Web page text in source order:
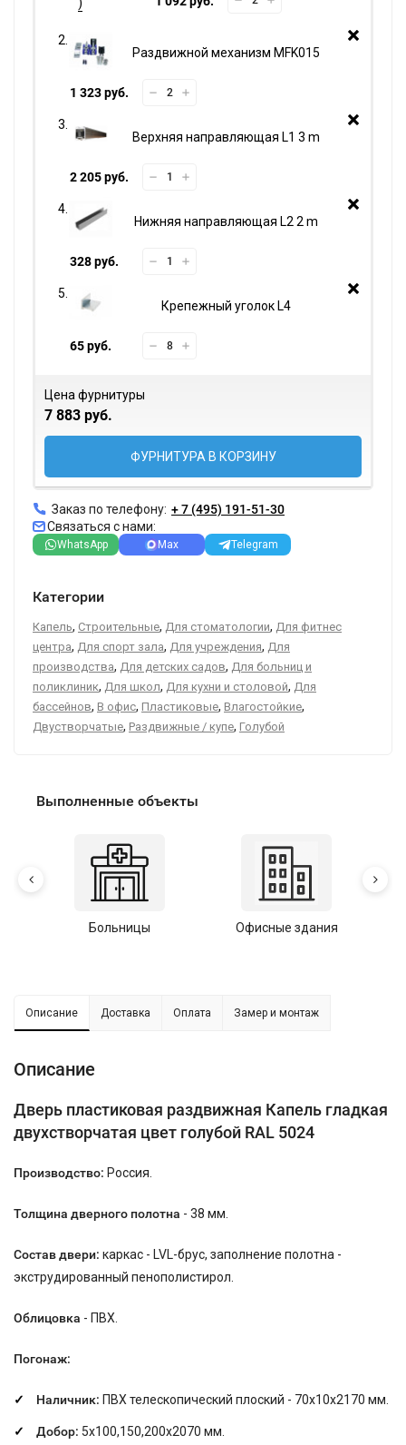
Раздвижной механизм MFK015
1 323 руб.
Верхняя направляющая L1 3 m
2 205 руб.
Нижняя направляющая L2 2 m
328 руб.
Крепежный уголок L4
65 руб.
Цена фурнитуры
7 883 руб.
ФУРНИТУРА В КОРЗИНУ
Заказ по телефону: + 7 (495) 191-51-30
Связаться с нами:
WhatsApp Max Telegram
Категории
Капель, Строительные, Для стоматологии, Для фитнес
центра, Для спорт зала, Для учреждения, Для
производства, Для детских садов, Для больниц и
поликлиник, Для школ, Для кухни и столовой, Для
бассейнов, В офис, Пластиковые, Влагостойкие,
Двустворчатые, Раздвижные / купе, Голубой
Выполненные объекты
Больницы Офисные здания
Описание Доставка Оплата Замер и монтаж
Описание
Дверь пластиковая раздвижная Капель гладкая
двухстворчатая цвет голубой RAL 5024
Производство: Россия.
Толщина дверного полотна - 38 мм.
Состав двери: каркас - LVL-брус, заполнение полотна -
экструдированный пенополистирол.
Облицовка - ПВХ.
Погонаж:
Наличник: ПВХ телескопический плоский - 70х10х2170 мм.
Добор: 5х100,150,200х2070 мм.